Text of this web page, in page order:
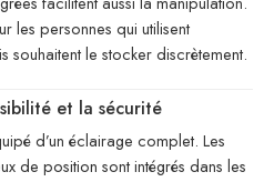
les personnes qui utilisent
souhaitent le stocker discrètement.
et la sécurité
d’un éclairage complet. Les
de position sont intégrés dans les